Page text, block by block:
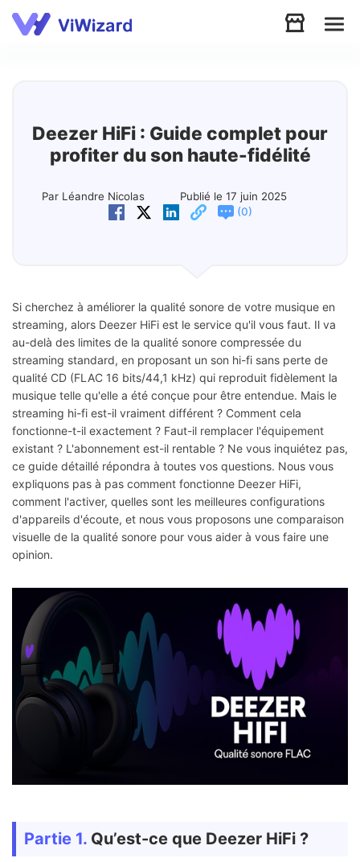
Soutien
Deezer HiFi : Guide complet pour
profiter du son haute-fidélité
Par Léandre Nicolas
Publié le 17 juin 2025
(0)
Si cherchez à améliorer la qualité sonore de votre musique en
streaming, alors Deezer HiFi est le service qu'il vous faut. Il va
au-delà des limites de la qualité sonore compressée du
streaming standard, en proposant un son hi-fi sans perte de
qualité CD (FLAC 16 bits/44,1 kHz) qui reproduit fidèlement la
musique telle qu'elle a été conçue pour être entendue. Mais le
streaming hi-fi est-il vraiment différent ? Comment cela
fonctionne-t-il exactement ? Faut-il remplacer l'équipement
existant ? L'abonnement est-il rentable ? Ne vous inquiétez pas,
ce guide détaillé répondra à toutes vos questions. Nous vous
expliquons pas à pas comment fonctionne Deezer HiFi,
comment l'activer, quelles sont les meilleures configurations
d'appareils d'écoute, et nous vous proposons une comparaison
visuelle de la qualité sonore pour vous aider à vous faire une
opinion.
Partie 1. Qu’est-ce que Deezer HiFi ?